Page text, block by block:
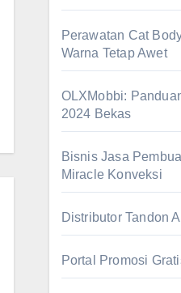
Perawatan Cat
Warna Tetap Awet
OLXMobbi:
2024 Bekas
Bisnis Jasa
Miracle Konveksi
Distributor Tandon
Portal Promosi